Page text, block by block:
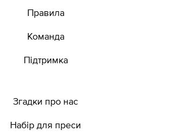
Правила
Команда
Підтримка
Згадки про нас
Набір для преси